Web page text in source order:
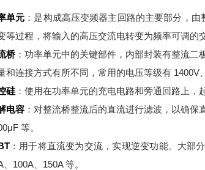
单元 ：是构成高压变频器主回路的主要部分，
等过程，将输入的高压交流电转变为频率可调的
桥：功率单元中的关键部件，内部封装有整流二
和连接方式有所不同，常用的电压等级有 1400V
硅：使用在功率单元的充电电路和旁通回路上，
电容：对整流桥整流后的直流进行滤波，以确保
等。
：用于将直流变为交流，实现逆变功能。大部
、100A、150A 等。